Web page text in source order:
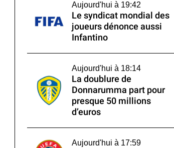
Aujourd'hui à 19:42
Le syndicat mondial des
joueurs dénonce aussi
Infantino
Aujourd'hui à 18:14
La doublure de
Donnarumma part pour
presque 50 millions
d’euros
Aujourd'hui à 17:59